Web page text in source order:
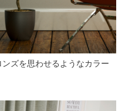
ズを思わせるようなカラー